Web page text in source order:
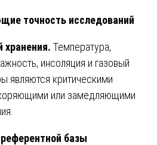
точность исследований
хранения. Температура,
инсоляция и газовый
являются критическими
или замедляющими
базы